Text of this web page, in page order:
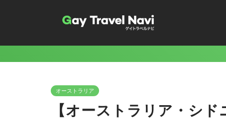
オーストラリア
【オーストラリア・シ